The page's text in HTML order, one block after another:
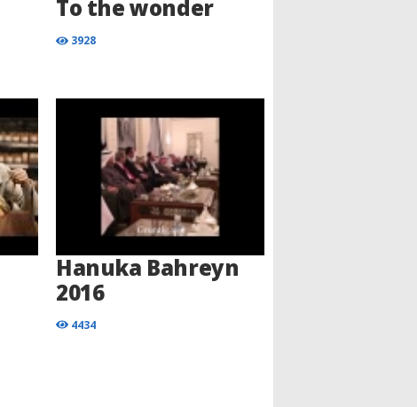
To the wonder
3928
Hanuka Bahreyn
2016
4434